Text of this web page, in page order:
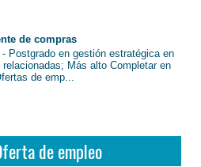
de compras
Postgrado en gestión estratégica en
Más alto Completar en
de emp...
de empleo